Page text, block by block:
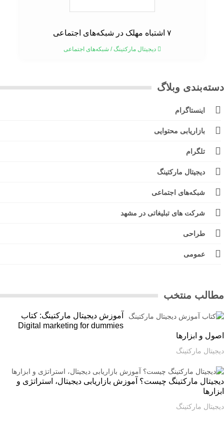
دیجیتال مارکتینگ/شبکه‌های اجتماعی
وبلاگ
اینستاگرام
بازاریابی محتوایی
تلگرام
دیجیتال مارکتینگ
شبکه‌های اجتماعی
شرکت های تبلیغاتی در مشهد
طراحی
عمومی
منتخب
آموزش دیجیتال مارکتینگ: کتاب
Digital marketing for dummies
و ابزارها
مارکتینگ
مارکتینگ چیست؟ آموزش بازاریابی دیجیتال، استراتژی و
مارکتینگ